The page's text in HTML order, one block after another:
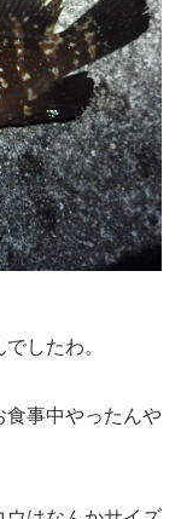
したわ。
食事中やったんや